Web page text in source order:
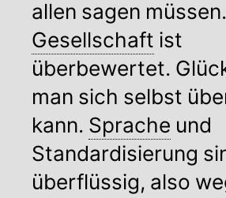
allen sagen
Gesellschaft ist
überbewertet.
man sich selbst
kann. Sprache und
Standardisierung
überflüssig, also